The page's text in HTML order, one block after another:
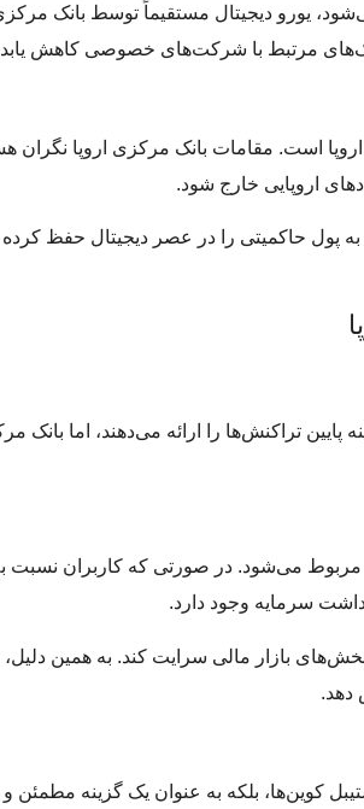
یورو دیجیتال مستقیماً توسط بانک
مرتبط با شرکت‌های خصوصی کاهش
است. مقامات بانک مرکزی اروپا نگران
اروپایی خارج شود.
پول حاکمیتی را در عصر دیجیتال حفظ
پایین تراکنش‌ها را ارائه می‌دهند، اما
مربوط می‌شود. در صورتی که کاربران نسبت
سرمایه وجود دارد.
بازار مالی سرایت کند. به همین دلیل،
دهد.
کوین‌ها، بلکه به عنوان یک گزینه